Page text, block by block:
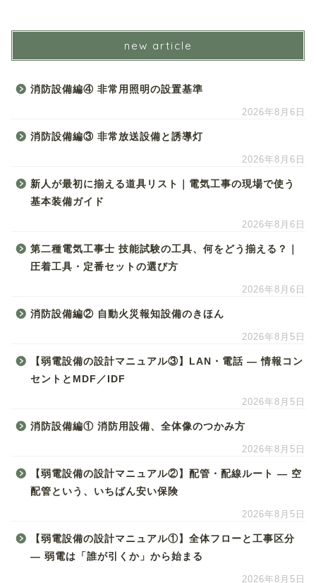
new article
消防設備編④ 非常用照明の設置基準
2026年8月6日
消防設備編③ 非常放送設備と誘導灯
2026年8月6日
新人が最初に揃える道具リスト｜電気工事の現場で使う
基本装備ガイド
2026年8月6日
第二種電気工事士 技能試験の工具、何をどう揃える？｜
圧着工具・定番セットの選び方
2026年8月6日
消防設備編② 自動火災報知設備のきほん
2026年8月5日
【弱電設備の設計マニュアル③】LAN・電話 ― 情報コン
セントとMDF／IDF
2026年8月5日
消防設備編① 消防用設備、全体像のつかみ方
2026年8月5日
【弱電設備の設計マニュアル②】配管・配線ルート ― 空
配管という、いちばん安い保険
2026年8月5日
【弱電設備の設計マニュアル①】全体フローと工事区分
― 弱電は「誰が引くか」から始まる
2026年8月5日